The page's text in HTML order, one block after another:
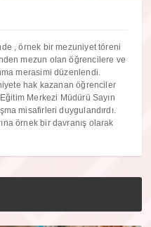
, örnek bir mezuniyet töreni
mezun olan öğrencilere ve
merasimi düzenlendi.
hak kazanan öğrenciler
Merkezi Müdürü Sayın
misafirleri duygulandırdı.
örnek bir davranış olarak